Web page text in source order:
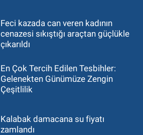
Feci kazada can veren kadının
cenazesi sıkıştığı araçtan güçlükle
çıkarıldı
En Çok Tercih Edilen Tesbihler:
Gelenekten Günümüze Zengin
Çeşitlilik
Kalabak damacana su fiyatı
zamlandı